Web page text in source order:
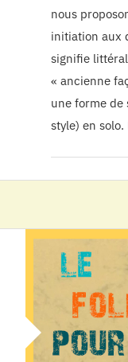
nous
initiation aux
signifie
« ancienne
une forme de
style) en